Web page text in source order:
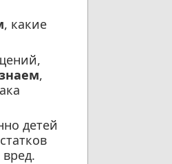
, какие
,
детей